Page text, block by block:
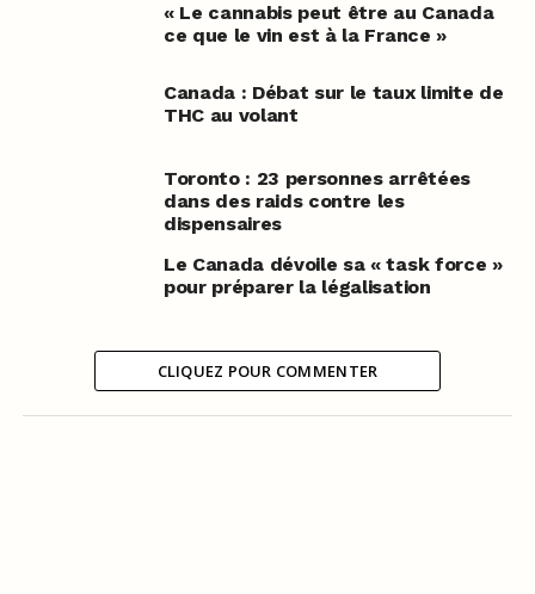
« Le cannabis peut être au Canada
ce que le vin est à la France »
Canada : Débat sur le taux limite de
THC au volant
Toronto : 23 personnes arrêtées
dans des raids contre les
dispensaires
Le Canada dévoile sa « task force »
pour préparer la légalisation
CLIQUEZ POUR COMMENTER